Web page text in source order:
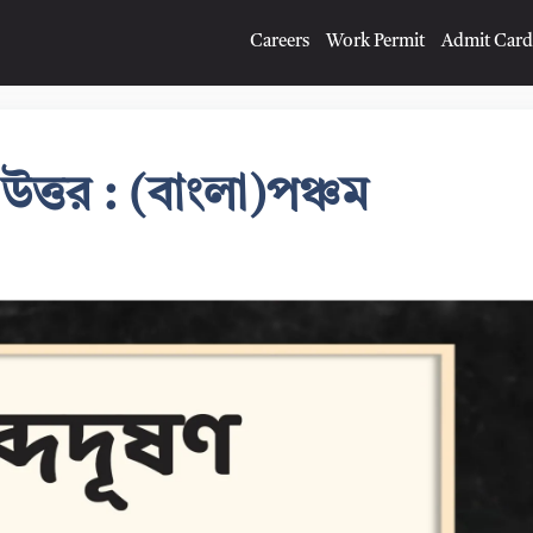
Careers Work Permit Admit Card
: (বাংলা)পঞ্চম